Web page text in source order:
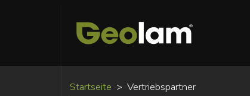
Startseite Vertriebspartner